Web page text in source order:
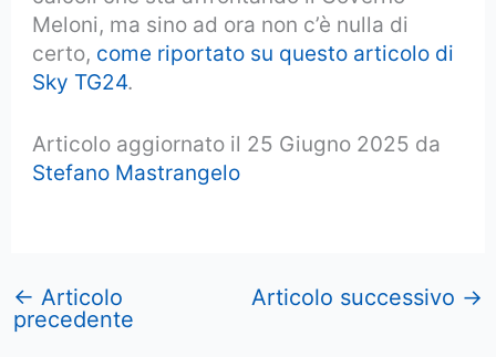
Meloni, ma sino ad ora non c’è nulla di
certo, come riportato su questo articolo di
Sky TG24.
Articolo aggiornato il 25 Giugno 2025 da
Stefano Mastrangelo
← Articolo
precedente
Articolo successivo →